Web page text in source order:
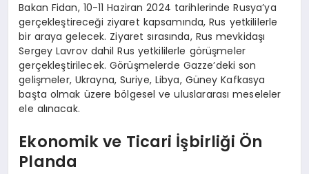
Bakan Fidan, 10-11 Haziran 2024 tarihlerinde Rusya’ya
gerçekleştireceği ziyaret kapsamında, Rus yetkililerle
bir araya gelecek. Ziyaret sırasında, Rus mevkidaşı
Sergey Lavrov dahil Rus yetkililerle görüşmeler
gerçekleştirilecek. Görüşmelerde Gazze’deki son
gelişmeler, Ukrayna, Suriye, Libya, Güney Kafkasya
başta olmak üzere bölgesel ve uluslararası meseleler
ele alınacak.
Ekonomik ve Ticari İşbirliği Ön
Planda